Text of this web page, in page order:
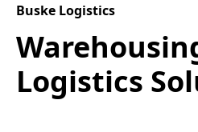
Buske Logistics
Logistics